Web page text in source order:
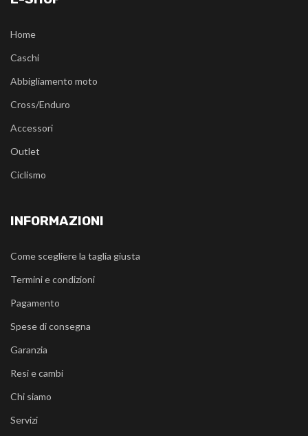
Home
Caschi
Abbigliamento moto
Cross/Enduro
Accessori
Outlet
Ciclismo
INFORMAZIONI
Come scegliere la taglia giusta
Termini e condizioni
Pagamento
Spese di consegna
Garanzia
Resi e cambi
Chi siamo
Servizi